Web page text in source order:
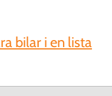
bilar i en lista